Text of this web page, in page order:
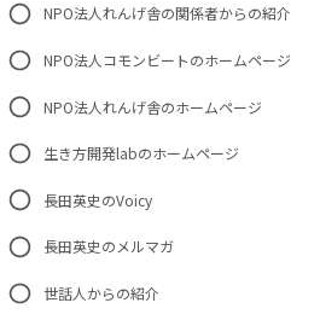
NPO法人れんげ舎の関係者からの紹介
NPO法人コモンビートのホームページ
NPO法人れんげ舎のホームページ
生き方開発labのホームページ
長田英史のVoicy
長田英史のメルマガ
世話人からの紹介